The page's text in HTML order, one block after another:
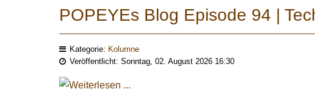
POPEYEs Blog Episode 94 |
Kategorie: Kolumne
Veröffentlicht: Sonntag, 02. August 2026 16:30